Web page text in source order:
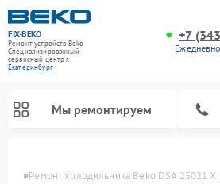
FIX-BEKO
Ремонт устройств Beko
Специализированный
cервисный центр г.
Екатеринбург
+7
Мы ремонтируем
Ремонт холодильника Beko DSA 25021 X